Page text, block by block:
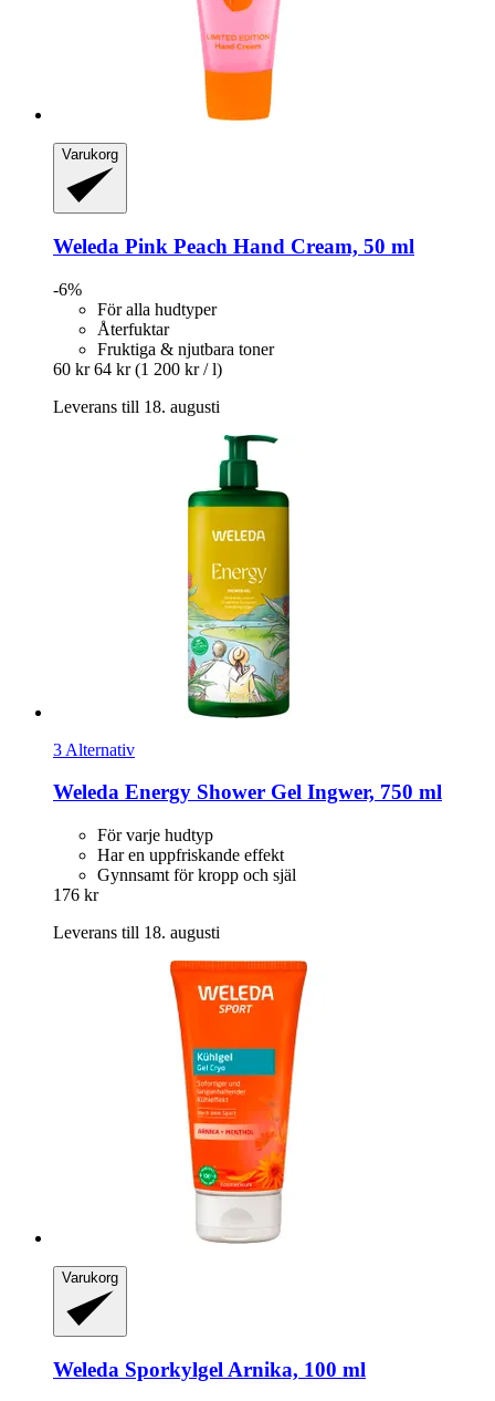
Varukorg
Weleda Pink Peach Hand Cream, 50 ml
-6%
För alla hudtyper
Återfuktar
Fruktiga & njutbara toner
60 kr 64 kr (1 200 kr / l)
Leverans till 18. augusti
3 Alternativ
Weleda Energy Shower Gel Ingwer, 750 ml
För varje hudtyp
Har en uppfriskande effekt
Gynnsamt för kropp och själ
176 kr
Leverans till 18. augusti
Varukorg
Weleda Sporkylgel Arnika, 100 ml